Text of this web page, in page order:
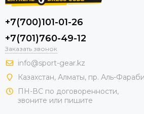
+7(700)101-01-26
+7(701)760-49-12
Заказать звонок
info@sport-gear.kz
Казахстан, Алматы, пр. Аль-
ПН-ВС по договоренности,
звоните или пишите